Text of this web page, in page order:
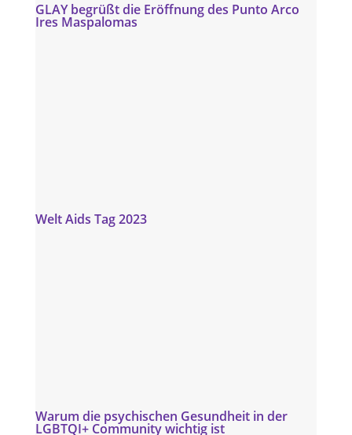
GLAY begrüßt die Eröffnung des Punto Arco
Ires Maspalomas
Welt Aids Tag 2023
Warum die psychischen Gesundheit in der
LGBTQI+ Community wichtig ist